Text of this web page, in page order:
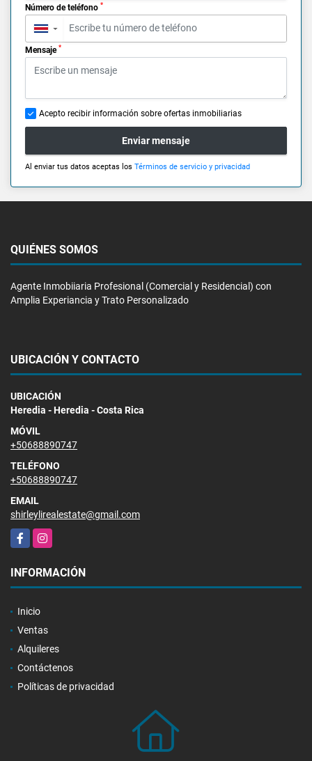
Número de teléfono *
▼
Mensaje *
Acepto recibir información sobre ofertas inmobiliarias
Enviar mensaje
Al enviar tus datos aceptas los Términos de servicio y privacidad
QUIÉNES SOMOS
Agente Inmobiiaria Profesional (Comercial y Residencial) con
Amplia Experiancia y Trato Personalizado
UBICACIÓN Y CONTACTO
UBICACIÓN
Heredia - Heredia - Costa Rica
MÓVIL
+50688890747
TELÉFONO
+50688890747
EMAIL
shirleylirealestate@gmail.com
FacebookInstagram
INFORMACIÓN
Inicio
Ventas
Alquileres
Contáctenos
Políticas de privacidad